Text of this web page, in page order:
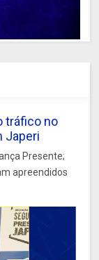
tráfico no
Japeri
Presente;
apreendidos